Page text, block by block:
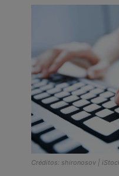
Créditos: shironosov |